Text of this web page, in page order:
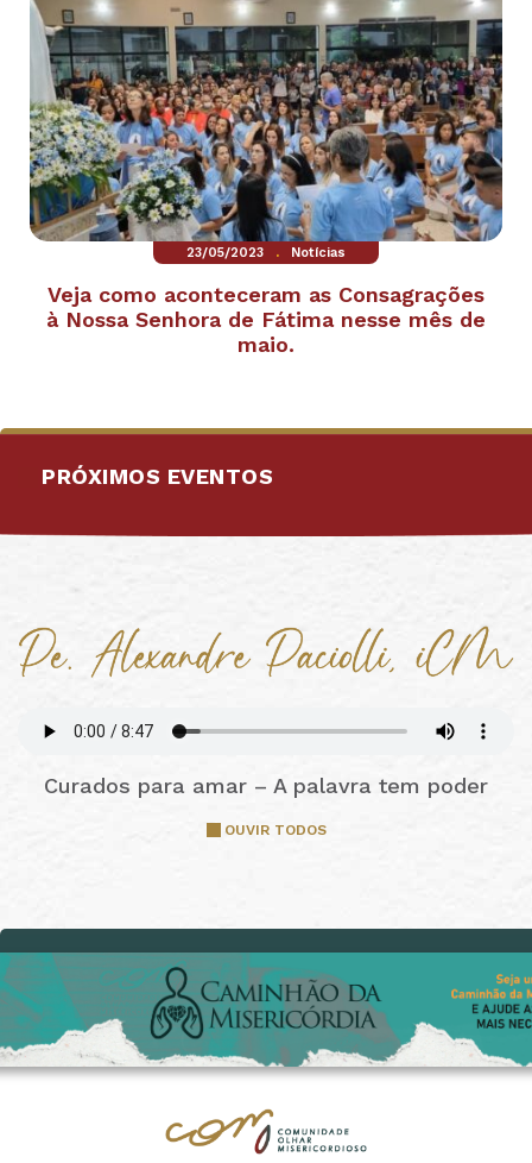
23/05/2023 . Notícias
Veja como aconteceram as Consagrações
à Nossa Senhora de Fátima nesse mês de
maio.
PRÓXIMOS EVENTOS
Curados para amar – A palavra tem poder
OUVIR TODOS